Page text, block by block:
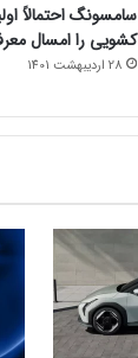
سامسونگ احتمالاً
کشویی را امسال
28 اردیبهشت 1401